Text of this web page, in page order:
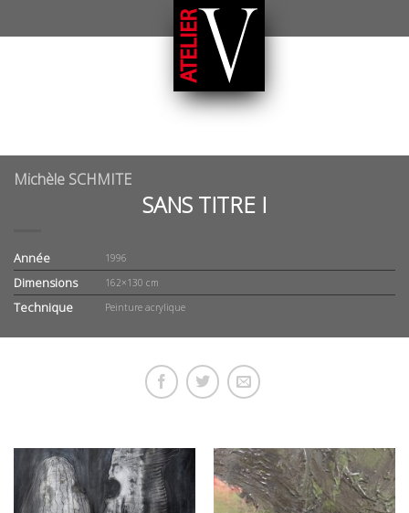
Michèle SCHMITE
SANS TITRE I
Année 1996
Dimensions 162×130 cm
Technique Peinture acrylique